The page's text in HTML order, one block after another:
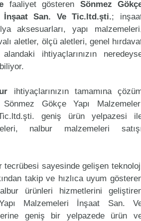
faaliyet gösteren Sönmez
İnşaat San. Ve Tic.ltd.şti.;
aksesuarları, yapı
aletler, ölçü aletleri, genel
ihtiyaçlarınızın
ihtiyaçlarınızın tamamına
Sönmez Gökçe Yapı
geniş ürün yelpazesi
nalbur malzemeleri
tecrübesi sayesinde gelişen
takip ve hızlıca uyum
ürünleri hizmetlerini
Malzemeleri İnşaat San.
geniş bir yelpazede ürün